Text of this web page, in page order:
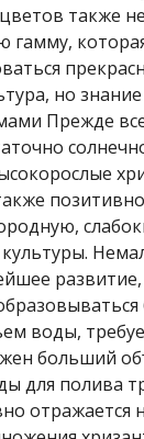
также
но
Прежде
воды,
больший
для полива
отражается